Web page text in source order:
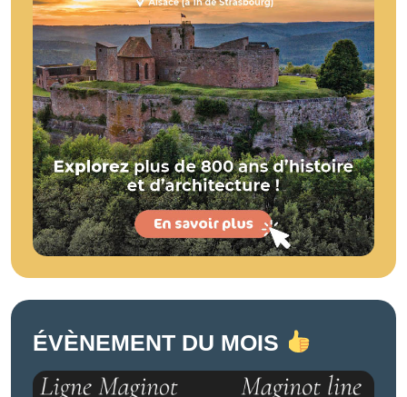
ÉVÈNEMENT DU MOIS